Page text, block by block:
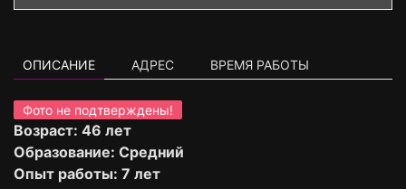
ОПИСАНИЕ АДРЕС ВРЕМЯ РАБОТЫ
Фото не подтверждены!
Возраст: 46 лет
Образование: Средний
Опыт работы: 7 лет